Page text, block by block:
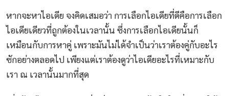
หากจะหาไอเดีย จงคิดเสมอว่า การเลือกไอเดียที่ดีคือการเลือก
ไอเดียเดียวที่ถูกต้องในเวลานั้น ซึ่งการเลือกไอเดียนั้นก็
เหมือนกับการหาคู่ เพราะมันไม่ได้จำเป็นว่าเราต้องคู่กับอะไร
ซักอย่างตลอดไป เพียงแต่เราต้องดูว่าไอเดียอะไรที่เหมาะกับ
เรา ณ เวลานั้นมากที่สุด